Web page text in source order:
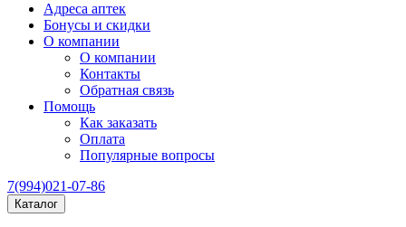
Адреса аптек
Бонусы и скидки
О компании
О компании
Контакты
Обратная связь
Помощь
Как заказать
Оплата
Популярные вопросы
7(994)021-07-86
Каталог